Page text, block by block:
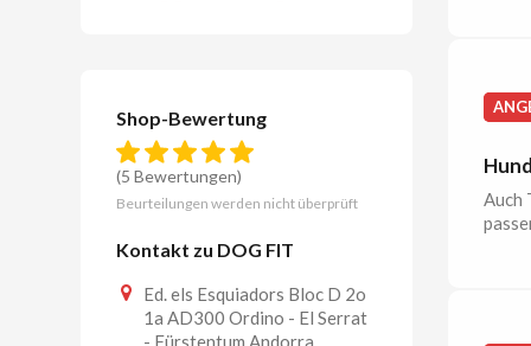
Shop-Bewertung
(5 Bewertungen)
Beurteilungen werden nicht überprüft
Kontakt zu DOG FIT
Ed. els Esquiadors Bloc D 2o
1a AD300 Ordino - El Serrat
- Fürstentum Andorra
Auch